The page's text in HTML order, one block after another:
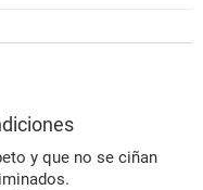
y que no se ciñan